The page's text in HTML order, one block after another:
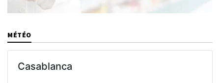
MÉTÉO
Casablanca